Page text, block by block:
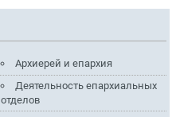
Архиерей и епархия
Деятельность епархиальных
отделов